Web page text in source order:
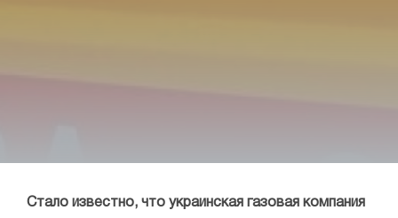
Стало известно, что украинская газовая компания